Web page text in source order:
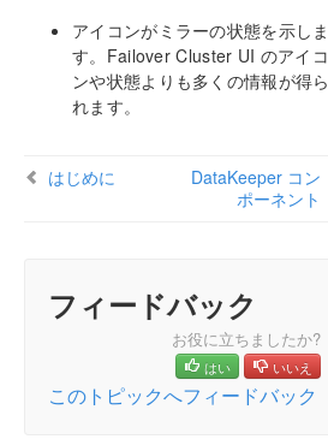
アイコンがミラーの状態を示しま
す。Failover Cluster UI のアイコ
ンや状態よりも多くの情報が得ら
れます。
はじめに
DataKeeper コン
ポーネント
フィードバック
お役に立ちましたか?
はい いいえ
このトピックへフィードバック